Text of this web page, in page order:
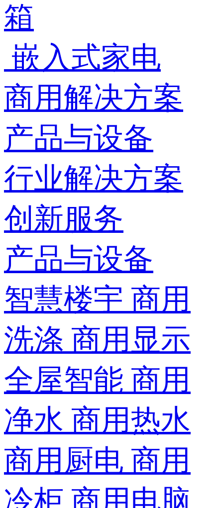
箱
嵌入式家电
商用解决方案
产品与设备
行业解决方案
创新服务
产品与设备
智慧楼宇 商用
洗涤 商用显示
全屋智能 商用
净水 商用热水
商用厨电 商用
冷柜 商用电脑